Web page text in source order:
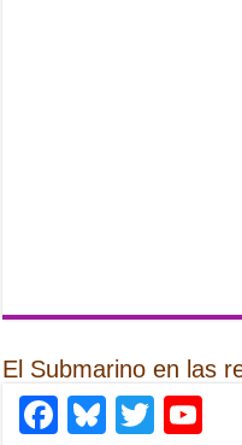
El Submarino en las
Facebook
Bluesky